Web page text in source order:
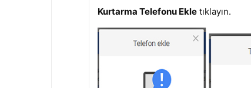
Kurtarma Telefonu Ekletıklayın.